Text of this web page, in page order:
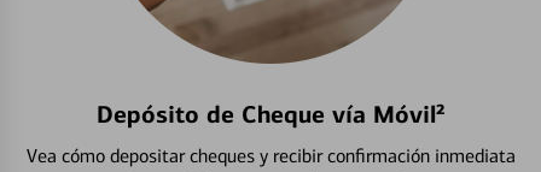
Depósito de Cheque vía Móvil²
Vea cómo depositar cheques y recibir confirmación inmediata